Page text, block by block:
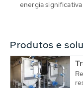
energia
Produtos e